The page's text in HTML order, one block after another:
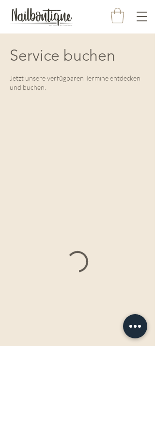
Service buchen
Jetzt unsere verfügbaren Termine entdecken
und buchen.